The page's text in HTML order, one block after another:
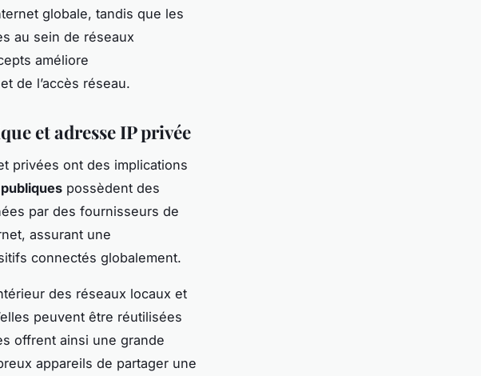
globale, tandis que les
au sein de réseaux
améliore
et de l’accès réseau.
et adresse IP privée
privées ont des implications
possèdent des
par des fournisseurs de
assurant une
connectés globalement.
des réseaux locaux et
peuvent être réutilisées
offrent ainsi une grande
appareils de partager une